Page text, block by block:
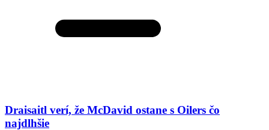
Draisaitl verí, že McDavid ostane s Oilers čo
najdlhšie